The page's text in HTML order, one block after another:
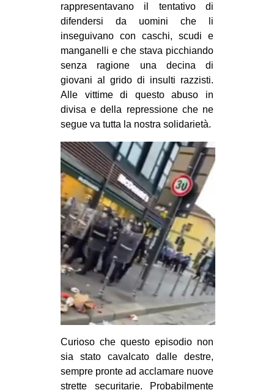
rappresentavano il tentativo di
difendersi da uomini che li
inseguivano con caschi, scudi e
manganelli e che stava picchiando
senza ragione una decina di
giovani al grido di insulti razzisti.
Alle vittime di questo abuso in
divisa e della repressione che ne
segue va tutta la nostra solidarietà.
Curioso che questo episodio non
sia stato cavalcato dalle destre,
sempre pronte ad acclamare nuove
strette securitarie. Probabilmente